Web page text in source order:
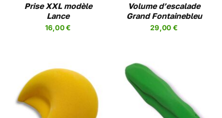
Prise XXL modèle
Lance
16,00€
OPTIONS
PEUVENT
ÊTRE
DU
PRODUIT
Volume d’escalade
Grand Fontainebleu
29,00 €
CHOIX DES OPTIONS
CE/